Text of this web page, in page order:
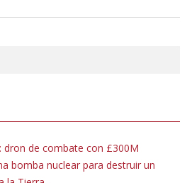
dron de combate con £300M
bomba nuclear para destruir un